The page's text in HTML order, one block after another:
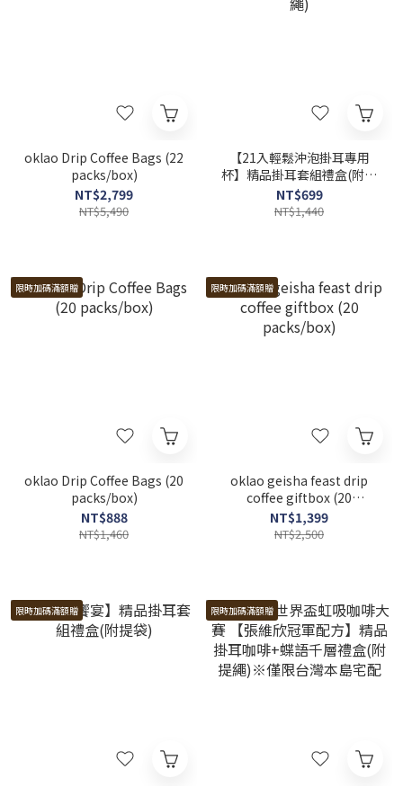
oklao Drip Coffee Bags (22
packs/box)
NT$2,799
NT$5,490
【21入輕鬆沖泡掛耳專用
杯】精品掛耳套組禮盒(附提
繩)
NT$699
NT$1,440
限時加碼滿額贈
oklao Drip Coffee Bags (20
packs/box)
NT$888
NT$1,460
限時加碼滿額贈
oklao geisha feast drip
coffee giftbox (20
packs/box)
NT$1,399
NT$2,500
限時加碼滿額贈 限時加碼滿額贈